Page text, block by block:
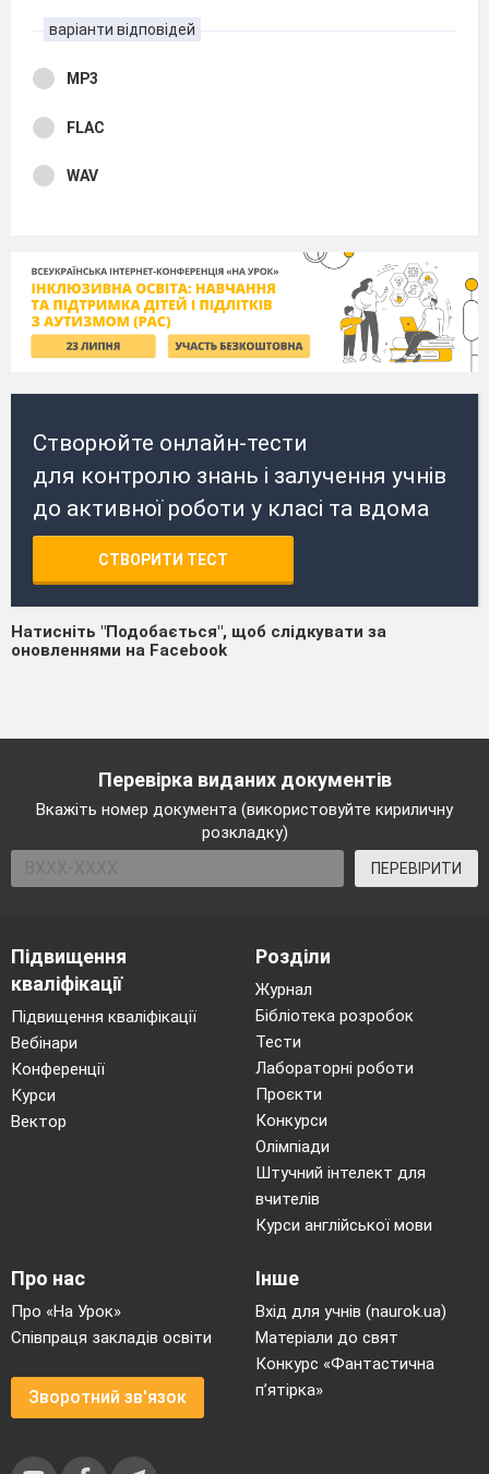
варіанти відповідей
MP3
FLAC
WAV
Створюйте онлайн-тести
для контролю знань і залучення учнів
до активної роботи у класі та вдома
СТВОРИТИ ТЕСТ
Натисніть "Подобається", щоб слідкувати за
оновленнями на Facebook
Перевірка виданих документів
Вкажіть номер документа (використовуйте кириличну
розкладку)
ПЕРЕВІРИТИ
Підвищення
кваліфікації
Підвищення кваліфікації
Вебінари
Конференції
Курси
Вектор
Розділи
Журнал
Бібліотека розробок
Тести
Лабораторні роботи
Проєкти
Конкурси
Олімпіади
Штучний інтелект для
вчителів
Курси англійської мови
Про нас
Про «На Урок»
Співпраця закладів освіти
Зворотний зв'язок
Інше
Вхід для учнів (naurok.ua)
Матеріали до свят
Конкурс «Фантастична
п’ятірка»